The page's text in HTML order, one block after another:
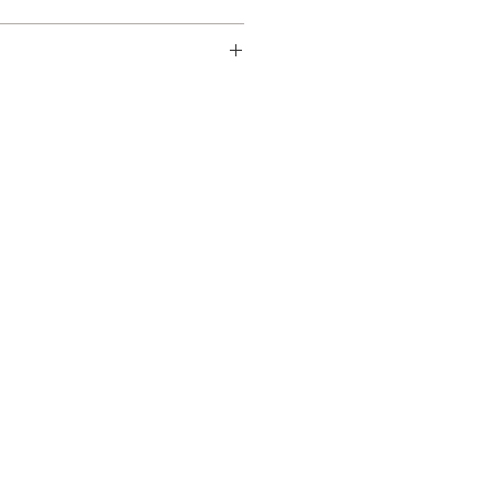
wir Ihnen helfen können, den